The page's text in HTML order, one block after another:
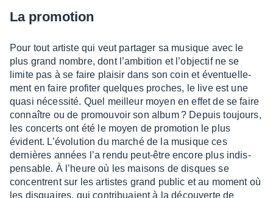
La promo­tion
Pour tout artiste qui veut parta­ger sa musique avec le
plus grand nombre, dont l’am­bi­tion et l’objec­tif ne se
limite pas à se faire plai­sir dans son coin et éven­tuel­le­
ment en faire profi­ter quelques proches, le live est une
quasi néces­sité. Quel meilleur moyen en effet de se faire
connaître ou de promou­voir son album ? Depuis toujours,
les concerts ont été le moyen de promo­tion le plus
évident. L’évo­lu­tion du marché de la musique ces
dernières années l’a rendu peut-être encore plus indis­
pen­sable. À l’heure où les maisons de disques se
concentrent sur les artistes grand public et au moment où
les disquaires, qui contri­buaient à la décou­verte de